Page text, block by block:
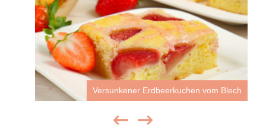
Versunkener Erdbeerkuchen vom Blech